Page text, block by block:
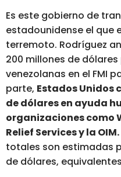
Es este gobierno de
estadounidense el que
terremoto. Rodríguez
200 millones de
venezolanas en el FMI
parte, Estados Unidos
de dólares en ayuda
organizaciones como
Relief Services y la OIM.
totales son estimadas
de dólares,